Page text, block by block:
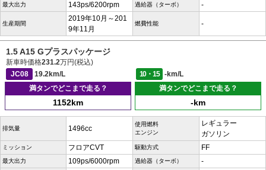
最大出力 143ps/6200rpm 過給器（ターボ） -
生産期間
2019年10月～201
9年11月
燃費性能 -
1.5 A15 Gプラスパッケージ
新車時価格231.2万円(税込)
JC08
19.2km/L 10・15
-km/L
満タンでどこまで走る？
1152km
満タンでどこまで走る？
-km
排気量 1496cc
使用燃料
エンジン
レギュラー
ガソリン
ミッション フロアCVT 駆動方式 FF
最大出力 109ps/6000rpm 過給器（ターボ） -